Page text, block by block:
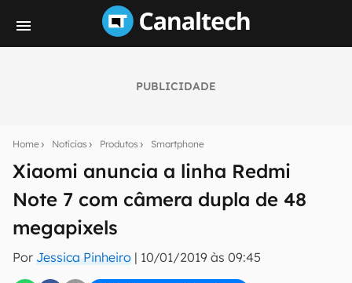
PUBLICIDADE
Home Notícias Produtos Smartphone
Xiaomi anuncia a linha Redmi
Note 7 com câmera dupla de 48
megapixels
Por Jessica Pinheiro | 10/01/2019 às 09:45
notícias e reviews sobre tecnologia em primeira
E-mail
inscreva-se